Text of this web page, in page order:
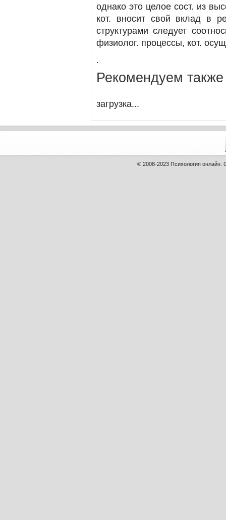
однако это целое сост. из
кот. вносит свой вклад в
структурами следует
физиолог. процессы, кот.
.
Рекомендуем
загрузка...
© 2008-2023 Психология онлайн